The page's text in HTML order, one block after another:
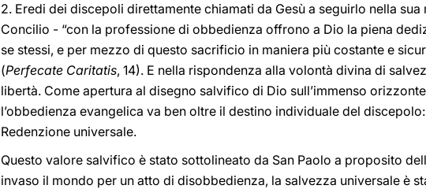
2. Eredi dei discepoli direttamente chiamati da Gesù a seguirlo nella
Concilio - “con la professione di obbedienza offrono a Dio la piena
se stessi, e per mezzo di questo sacrificio in maniera più costante e
(Perfecate Caritatis, 14). E nella rispondenza alla volontà divina di
libertà. Come apertura al disegno salvifico di Dio sull’immenso
l’obbedienza evangelica va ben oltre il destino individuale del
Redenzione universale.
Questo valore salvifico è stato sottolineato da San Paolo a proposito
invaso il mondo per un atto di disobbedienza, la salvezza universale è